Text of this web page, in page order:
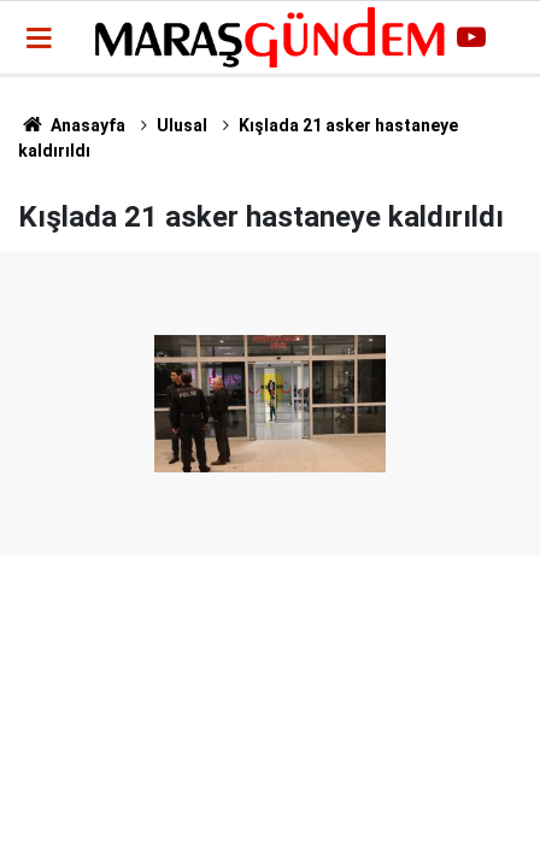
Anasayfa Ulusal
Kışlada 21 asker hastaneye
kaldırıldı
Kışlada 21 asker hastaneye kaldırıldı